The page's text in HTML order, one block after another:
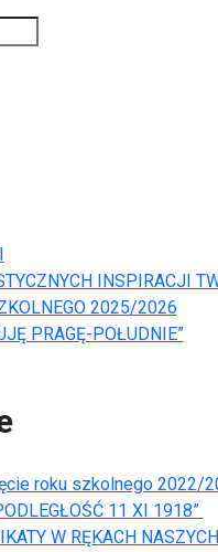
INSPIRACJI
2025/2026
PRAGĘ-POŁUDNIE”
roku szkolnego 2022/
11 XI 1918”
W RĘKACH